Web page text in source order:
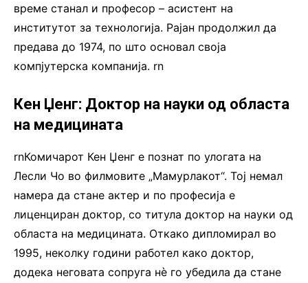
време станал и професор – асистент на
институтот за технологија. Рајан продолжил да
предава до 1974, по што основал своја
компјутерска компанија. rn
Кен Џенг: Доктор на науки од областа
на медицината
rnКомичарот Кен Џенг е познат по улогата на
Лесли Чо во филмовите „Мамурлакот“. Тој немал
намера да стане актер и по професија е
лиценциран доктор, со титула доктор на науки од
областа на медицината. Откако дипломирал во
1995, неколку години работел како доктор,
додека неговата сопруга нѐ го убедила да стане